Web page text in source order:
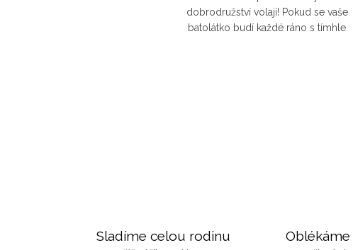
dobrodružství volají! Pokud se vaše
batolátko budí každé ráno s tímhle
Sladíme celou rodinu